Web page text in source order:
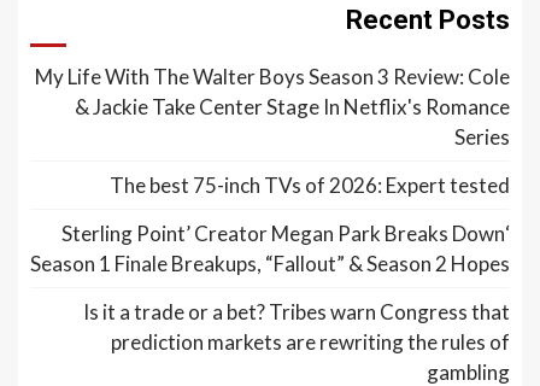
Recent Posts
My Life With The Walter Boys Season 3 Review: Cole
& Jackie Take Center Stage In Netflix's Romance
Series
The best 75-inch TVs of 2026: Expert tested
‘Sterling Point’ Creator Megan Park Breaks Down
Season 1 Finale Breakups, “Fallout” & Season 2 Hopes
Is it a trade or a bet? Tribes warn Congress that
prediction markets are rewriting the rules of
gambling